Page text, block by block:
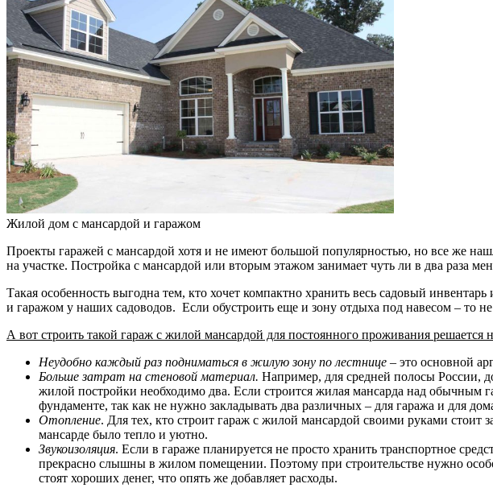
Жилой дом с мансардой и гаражом
Проекты гаражей с мансардой хотя и не имеют большой популярностью, но все же
на участке. Постройка с мансардой или вторым этажом занимает чуть ли в два раза
Такая особенность выгодна тем, кто хочет компактно хранить весь садовый
и гаражом у наших садоводов. Если обустроить еще и зону отдыха под навесом – то не
А вот строить такой гараж с жилой мансардой для постоянного проживания
Неудобно каждый раз подниматься в жилую зону по лестнице – это основной
Больше затрат на стеновой материал. Например, для средней полосы России,
жилой постройки необходимо два. Если строится жилая мансарда над обычным
фундаменте, так как не нужно закладывать два различных – для гаража и для
Отопление. Для тех, кто строит гараж с жилой мансардой своими руками стоит
мансарде было тепло и уютно.
Звукоизоляция. Если в гараже планируется не просто хранить транспортное
прекрасно слышны в жилом помещении. Поэтому при строительстве нужно
стоят хороших денег, что опять же добавляет расходы.